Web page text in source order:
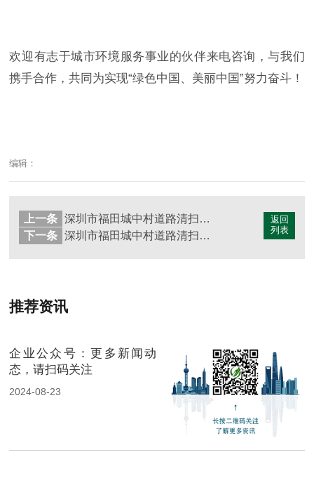
欢迎有志于城市环境服务事业的伙伴来电咨询，与我们
携手合作，共同为实现“绿色中国、美丽中国”努力奋斗！
编辑：
返回
列表
上一条
深圳市福田城中村道路清扫保洁垃圾清运服务项目（新洲）
下一条
深圳市福田城中村道路清扫保洁垃圾清运服务项目（上沙）
推荐资讯
企业公众号：更多新闻动
态，请扫码关注
2024-08-23